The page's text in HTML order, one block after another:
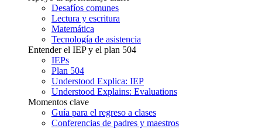
Desafíos comunes
Lectura y escritura
Matemática
Tecnología de asistencia
Entender el IEP y el plan 504
IEPs
Plan 504
Understood Explica: IEP
Understood Explains: Evaluations
Momentos clave
Guía para el regreso a clases
Conferencias de padres y maestros